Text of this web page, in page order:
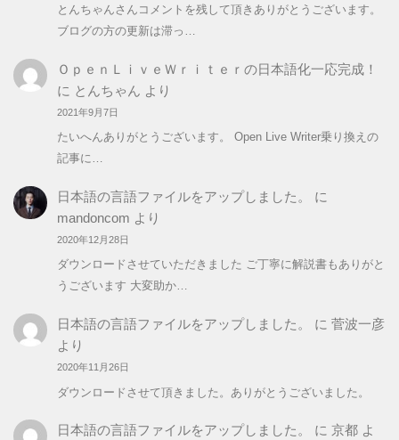
とんちゃんさんコメントを残して頂きありがとうございます。
ブログの方の更新は滞っ…
ＯｐｅｎＬｉｖｅＷｒｉｔｅｒの日本語化一応完成！
に とんちゃん より
2021年9月7日
たいへんありがとうございます。 Open Live Writer乗り換えの
記事に…
日本語の言語ファイルをアップしました。
に
mandoncom より
2020年12月28日
ダウンロードさせていただきました ご丁寧に解説書もありがと
うございます 大変助か…
日本語の言語ファイルをアップしました。 に 菅波一彦
より
2020年11月26日
ダウンロードさせて頂きました。ありがとうございました。
日本語の言語ファイルをアップしました。 に 京都よ